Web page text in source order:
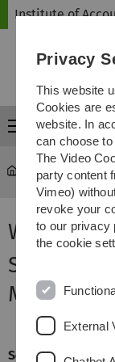
Institute of
Menu
Institute of
WS 2024/
Seminar
Seminar
Privacy
This website
Cookies are
website. In
can choose
The Video
party content
Vimeo)
revoke your
to our privacy
the cookie
External